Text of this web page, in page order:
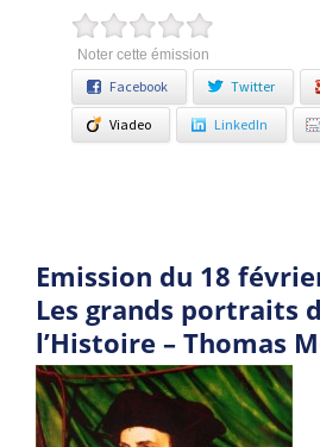
Noter cette émission
Facebook Twitter
Viadeo LinkedIn
Emission du 18
Les grands portraits
l’Histoire – Thomas